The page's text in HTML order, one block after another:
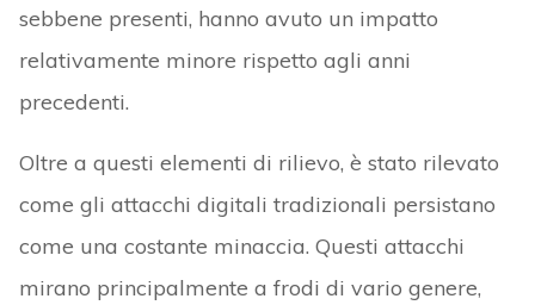
sebbene presenti, hanno avuto un impatto
relativamente minore rispetto agli anni
precedenti.
Oltre a questi elementi di rilievo, è stato rilevato
come gli attacchi digitali tradizionali persistano
come una costante minaccia. Questi attacchi
mirano principalmente a frodi di vario genere,